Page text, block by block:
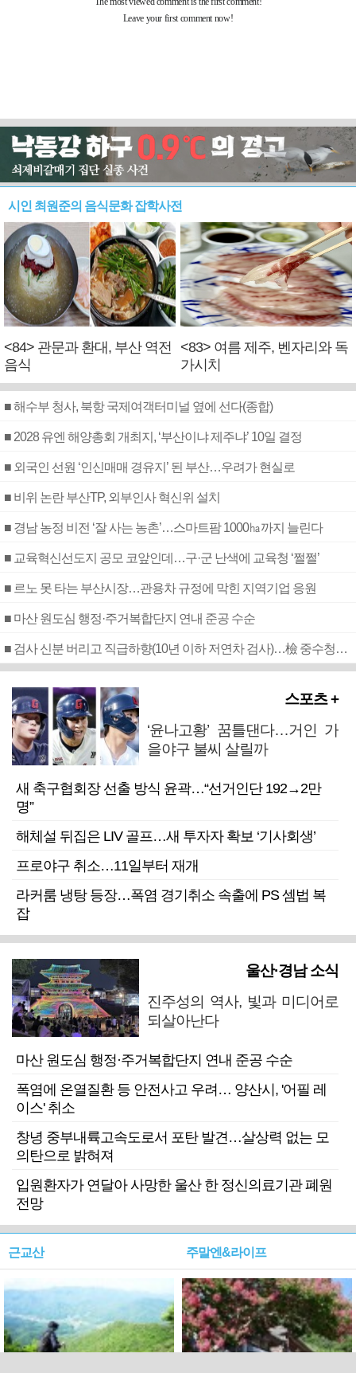
시인 최원준의 음식문화 잡학사전
<84> 관문과 환대, 부산 역전
음식
<83> 여름 제주, 벤자리와 독
가시치
■ 해수부 청사, 북항 국제여객터미널 옆에 선다(종합)
■ 2028 유엔 해양총회 개최지, ‘부산이냐 제주냐’ 10일 결정
■ 외국인 선원 ‘인신매매 경유지’ 된 부산…우려가 현실로
■ 비위 논란 부산TP, 외부인사 혁신위 설치
■ 경남 농정 비전 ‘잘 사는 농촌’…스마트팜 1000㏊까지 늘린다
■ 교육혁신선도지 공모 코앞인데…구·군 난색에 교육청 ‘쩔쩔’
■ 르노 못 타는 부산시장…관용차 규정에 막힌 지역기업 응원
■ 마산 원도심 행정·주거복합단지 연내 준공 수순
■ 검사 신분 버리고 직급하향(10년 이하 저연차 검사)…檢 중수청행 기피
스포츠 +
‘윤나고황’ 꿈틀댄다…거인 가
을야구 불씨 살릴까
새 축구협회장 선출 방식 윤곽…“선거인단 192→2만
명”
해체설 뒤집은 LIV 골프…새 투자자 확보 ‘기사회생’
프로야구 취소…11일부터 재개
라커룸 냉탕 등장…폭염 경기취소 속출에 PS 셈법 복
잡
울산·경남 소식
진주성의 역사, 빛과 미디어로
되살아난다
마산 원도심 행정·주거복합단지 연내 준공 수순
폭염에 온열질환 등 안전사고 우려… 양산시, '어필 레
이스' 취소
창녕 중부내륙고속도로서 포탄 발견…살상력 없는 모
의탄으로 밝혀져
입원환자가 연달아 사망한 울산 한 정신의료기관 폐원
전망
근교산 주말엔&라이프